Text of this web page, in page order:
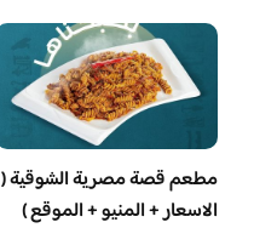
مطعم قصة مصرية الشوقية (
الاسعار + المنيو + الموقع )